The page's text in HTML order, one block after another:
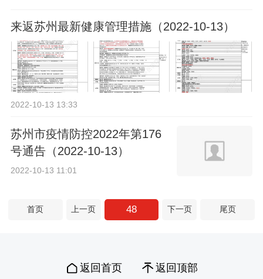
来返苏州最新健康管理措施（2022-10-13）
2022-10-13 13:33
苏州市疫情防控2022年第176
号通告（2022-10-13）
2022-10-13 11:01
首页 上一页 48 下一页 尾页
返回首页 返回顶部